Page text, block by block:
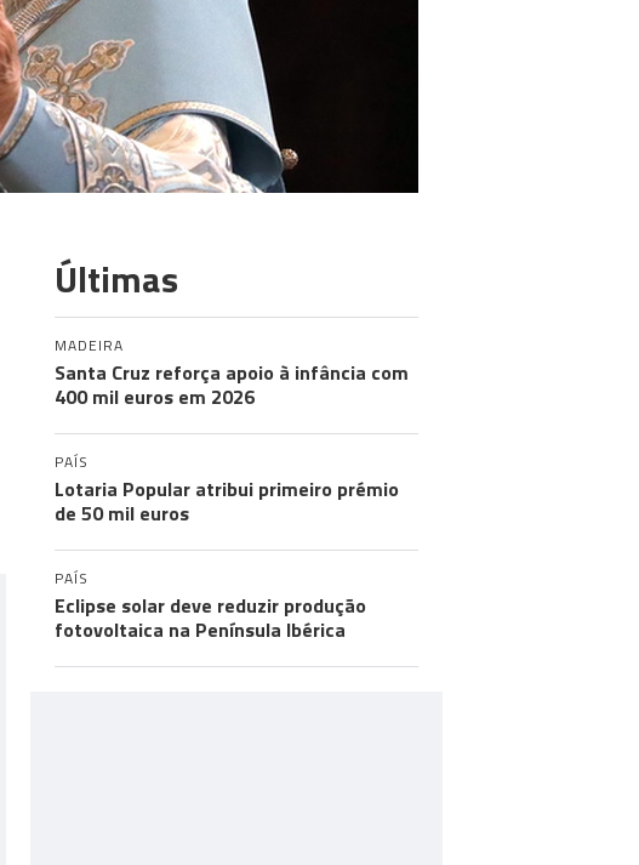
Últimas
MADEIRA
Santa Cruz reforça apoio à infância com
400 mil euros em 2026
PAÍS
Lotaria Popular atribui primeiro prémio
de 50 mil euros
PAÍS
Eclipse solar deve reduzir produção
fotovoltaica na Península Ibérica